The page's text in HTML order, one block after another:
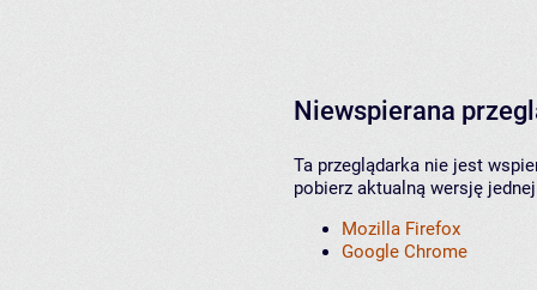
Niewspierana
Ta przeglądarka nie jest
pobierz aktualną wersję
Mozilla Firefox
Google Chrome